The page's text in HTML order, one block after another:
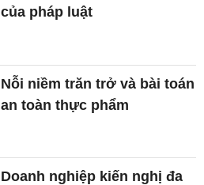
của pháp luật
Nỗi niềm trăn trở và bài toán
an toàn thực phẩm
Doanh nghiệp kiến nghị đa